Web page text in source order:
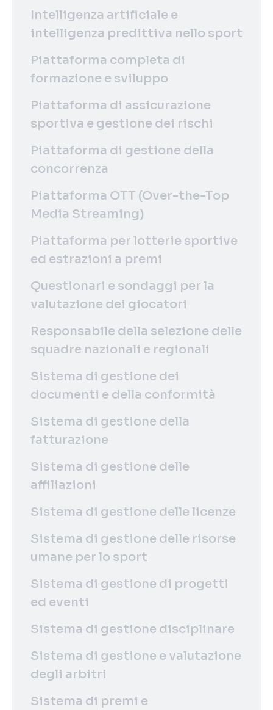
Intelligenza artificiale e
intelligenza predittiva nello sport
Piattaforma completa di
formazione e sviluppo
Piattaforma di assicurazione
sportiva e gestione dei rischi
Piattaforma di gestione della
concorrenza
Piattaforma OTT (Over-the-Top
Media Streaming)
Piattaforma per lotterie sportive
ed estrazioni a premi
Questionari e sondaggi per la
valutazione dei giocatori
Responsabile della selezione delle
squadre nazionali e regionali
Sistema di gestione dei
documenti e della conformità
Sistema di gestione della
fatturazione
Sistema di gestione delle
affiliazioni
Sistema di gestione delle licenze
Sistema di gestione delle risorse
umane per lo sport
Sistema di gestione di progetti
ed eventi
Sistema di gestione disciplinare
Sistema di gestione e valutazione
degli arbitri
Sistema di premi e